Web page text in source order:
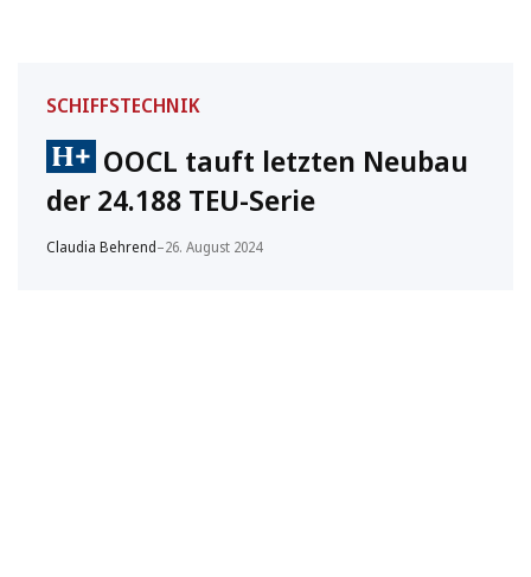
SCHIFFSTECHNIK
OOCL tauft letzten Neubau
der 24.188 TEU-Serie
Claudia Behrend–26. August 2024